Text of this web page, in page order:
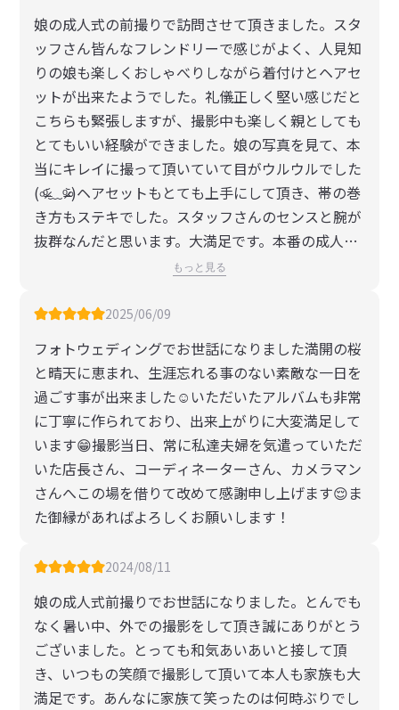
娘の成人式の前撮りで訪問させて頂きました。スタ
ッフさん皆んなフレンドリーで感じがよく、人見知
りの娘も楽しくおしゃべりしながら着付けとヘアセ
ットが出来たようでした。礼儀正しく堅い感じだと
こちらも緊張しますが、撮影中も楽しく親としても
とてもいい経験ができました。娘の写真を見て、本
当にキレイに撮って頂いていて目がウルウルでした
(৹ᵒ̴̶̷᷄﹏ᵒ̴̶̷᷅৹)ヘアセットもとても上手にして頂き、帯の巻
き方もステキでした。スタッフさんのセンスと腕が
抜群なんだと思います。大満足です。本番の成人式
もっと見る
2025/06/09
フォトウェディングでお世話になりました満開の桜
と晴天に恵まれ、生涯忘れる事のない素敵な一日を
過ごす事が出来ました☺️いただいたアルバムも非常
に丁寧に作られており、出来上がりに大変満足して
います😁撮影当日、常に私達夫婦を気遣っていただ
いた店長さん、コーディネーターさん、カメラマン
さんへこの場を借りて改めて感謝申し上げます😌ま
た御縁があればよろしくお願いします！
2024/08/11
娘の成人式前撮りでお世話になりました。とんでも
なく暑い中、外での撮影をして頂き誠にありがとう
ございました。とっても和気あいあいと接して頂
き、いつもの笑顔で撮影して頂いて本人も家族も大
満足です。あんなに家族て笑ったのは何時ぶりでし